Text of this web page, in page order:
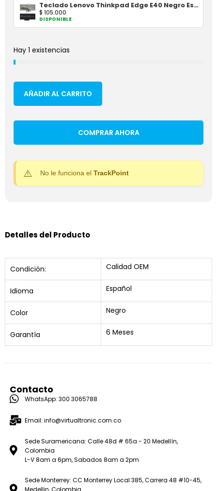
Teclado Lenovo Thinkpad Edge E40 Negro Español OEM
$ 105.000
DISPONIBLE
Hay 1 existencias
AÑADIR AL CARRITO
COMPRAR AHORA
No le funciona el TrackPoint
Detalles del Producto
Condición: Calidad OEM
Idioma Español
Color Negro
Garantía 6 Meses
Contacto
WhatsApp: 300 3065788
Email: info@virtualtronic.com.co
Sede Suramericana: Calle 48d # 65a - 20 Medellín,
Colombia
L-V 8am a 6pm, Sabados 8am a 2pm
Sede Monterrey: CC Monterrey Local 385, Carrera 48 #10-45,